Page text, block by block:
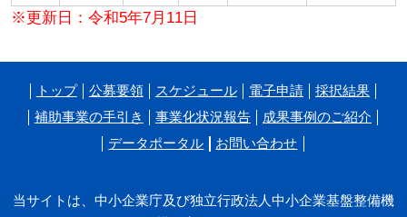
※更新日：令和5年7月11日
トップ 公募要領 スケジュール 電子申請
採択結果
補助事業の手引き
事業化状況報告
成果事例のご紹介
データポータル
お問い合わせ
当サイトは、中小企業庁及び独立行政法人中小企業基盤整備機